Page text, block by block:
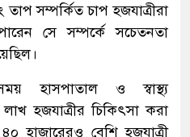
তাপ সম্পর্কিত চাপ হজযাত্রীরা
সে সম্পর্কে সচেতনতা
হাসপাতাল ও স্বাস্থ্য
হজযাত্রীর চিকিৎসা করা
হাজারেরও বেশি হজযাত্রী